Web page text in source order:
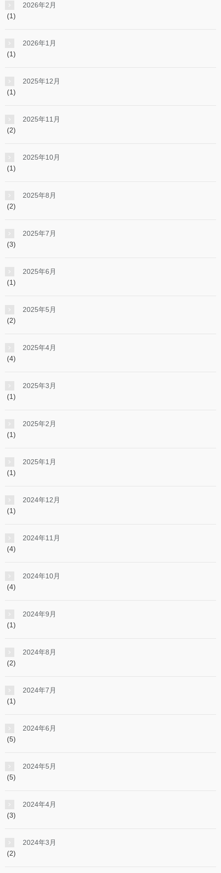
2026年2月
(1)
2026年1月
(1)
2025年12月
(1)
2025年11月
(2)
2025年10月
(1)
2025年8月
(2)
2025年7月
(3)
2025年6月
(1)
2025年5月
(2)
2025年4月
(4)
2025年3月
(1)
2025年2月
(1)
2025年1月
(1)
2024年12月
(1)
2024年11月
(4)
2024年10月
(4)
2024年9月
(1)
2024年8月
(2)
2024年7月
(1)
2024年6月
(5)
2024年5月
(5)
2024年4月
(3)
2024年3月
(2)